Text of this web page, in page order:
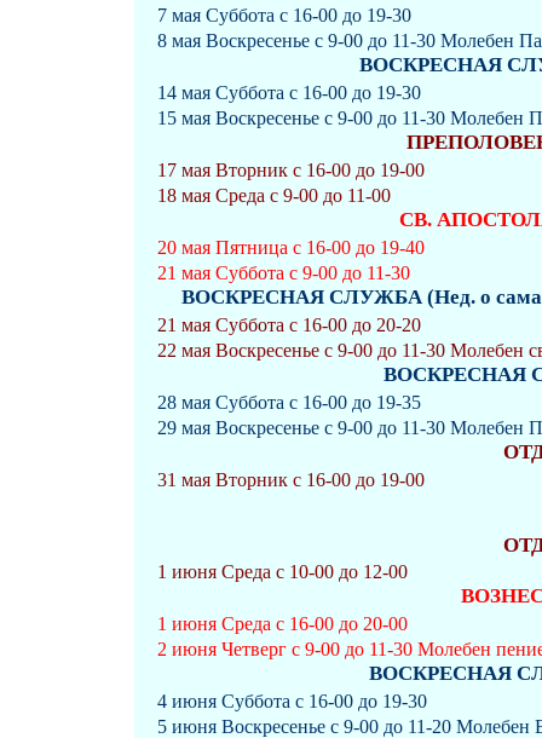
7 мая Суббота с 16-00 до 19-30
8 мая Воскресенье с 9-00 до 11-30 Молебен
ВОСКРЕСНАЯ
14 мая Суббота с 16-00 до 19-30
15 мая Воскресенье с 9-00 до 11-30 Молебен
17 мая Вторник с 16-00 до 19-00
18 мая Среда с 9-00 до 11-00
СВ.
20 мая Пятница с 16-00 до 19-40
21 мая Суббота с 9-00 до 11-30
ВОСКРЕСНАЯ СЛУЖБА (Нед. о
21 мая Суббота с 16-00 до 20-20
22 мая Воскресенье с 9-00 до 11-30 Молебен
ВОСКРЕСНАЯ
28 мая Суббота с 16-00 до 19-35
29 мая Воскресенье с 9-00 до 11-30 Молебен
31 мая Вторник с 16-00 до 19-00
1 июня Среда с 10-00 до 12-00
1 июня Среда с 16-00 до 20-00
2 июня Четверг с 9-00 до 11-30 Молебен
ВОСКРЕСНАЯ
4 июня Суббота с 16-00 до 19-30
5 июня Воскресенье с 9-00 до 11-20 Молебен